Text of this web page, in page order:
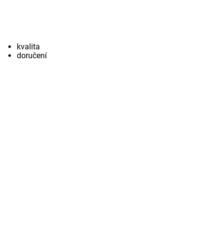
kvalita
doručení